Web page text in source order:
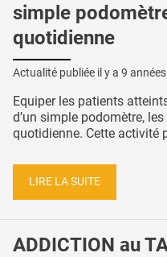
simple
quotidienne
Actualité publiée il y a 9
Equiper les patients
d’un simple podomètre,
quotidienne. Cette activité
LIRE LA SUITE
ADDICTION au